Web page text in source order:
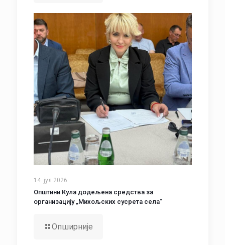
14. јул 2026.
Општини Кула додељена средства за
организацију „Михољских сусрета села“
Опширније